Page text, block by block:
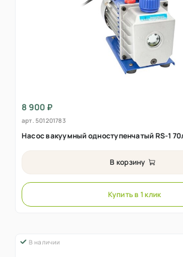
8 900 ₽
арт. 501201783
Насос вакуумный одноступенчатый RS-1
В корзину
Купить в 1 клик
В наличии